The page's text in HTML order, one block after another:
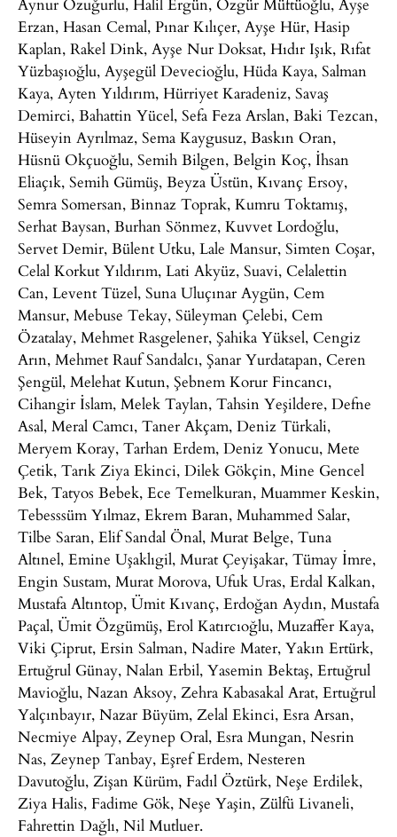
Erzan, Hasan Cemal, Pınar Kılıçer, Ayşe Hür, Hasip
Kaplan, Rakel Dink, Ayşe Nur Doksat, Hıdır Işık, Rıfat
Yüzbaşıoğlu, Ayşegül Devecioğlu, Hüda Kaya, Salman
Kaya, Ayten Yıldırım, Hürriyet Karadeniz, Savaş
Demirci, Bahattin Yücel, Sefa Feza Arslan, Baki Tezcan,
Hüseyin Ayrılmaz, Sema Kaygusuz, Baskın Oran,
Hüsnü Okçuoğlu, Semih Bilgen, Belgin Koç, İhsan
Eliaçık, Semih Gümüş, Beyza Üstün, Kıvanç Ersoy,
Semra Somersan, Binnaz Toprak, Kumru Toktamış,
Serhat Baysan, Burhan Sönmez, Kuvvet Lordoğlu,
Servet Demir, Bülent Utku, Lale Mansur, Simten Coşar,
Celal Korkut Yıldırım, Lati Akyüz, Suavi, Celalettin
Can, Levent Tüzel, Suna Uluçınar Aygün, Cem
Mansur, Mebuse Tekay, Süleyman Çelebi, Cem
Özatalay, Mehmet Rasgelener, Şahika Yüksel, Cengiz
Arın, Mehmet Rauf Sandalcı, Şanar Yurdatapan, Ceren
Şengül, Melehat Kutun, Şebnem Korur Fincancı,
Cihangir İslam, Melek Taylan, Tahsin Yeşildere, Defne
Asal, Meral Camcı, Taner Akçam, Deniz Türkali,
Meryem Koray, Tarhan Erdem, Deniz Yonucu, Mete
Çetik, Tarık Ziya Ekinci, Dilek Gökçin, Mine Gencel
Bek, Tatyos Bebek, Ece Temelkuran, Muammer Keskin,
Tebesssüm Yılmaz, Ekrem Baran, Muhammed Salar,
Tilbe Saran, Elif Sandal Önal, Murat Belge, Tuna
Altınel, Emine Uşaklıgil, Murat Çeyişakar, Tümay İmre,
Engin Sustam, Murat Morova, Ufuk Uras, Erdal Kalkan,
Mustafa Altıntop, Ümit Kıvanç, Erdoğan Aydın, Mustafa
Paçal, Ümit Özgümüş, Erol Katırcıoğlu, Muzaffer Kaya,
Viki Çiprut, Ersin Salman, Nadire Mater, Yakın Ertürk,
Ertuğrul Günay, Nalan Erbil, Yasemin Bektaş, Ertuğrul
Mavioğlu, Nazan Aksoy, Zehra Kabasakal Arat, Ertuğrul
Yalçınbayır, Nazar Büyüm, Zelal Ekinci, Esra Arsan,
Necmiye Alpay, Zeynep Oral, Esra Mungan, Nesrin
Nas, Zeynep Tanbay, Eşref Erdem, Nesteren
Davutoğlu, Zişan Kürüm, Fadıl Öztürk, Neşe Erdilek,
Ziya Halis, Fadime Gök, Neşe Yaşin, Zülfü Livaneli,
Fahrettin Dağlı, Nil Mutluer.